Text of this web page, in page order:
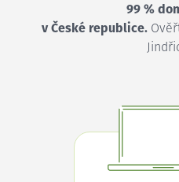
99 %
v České republice.